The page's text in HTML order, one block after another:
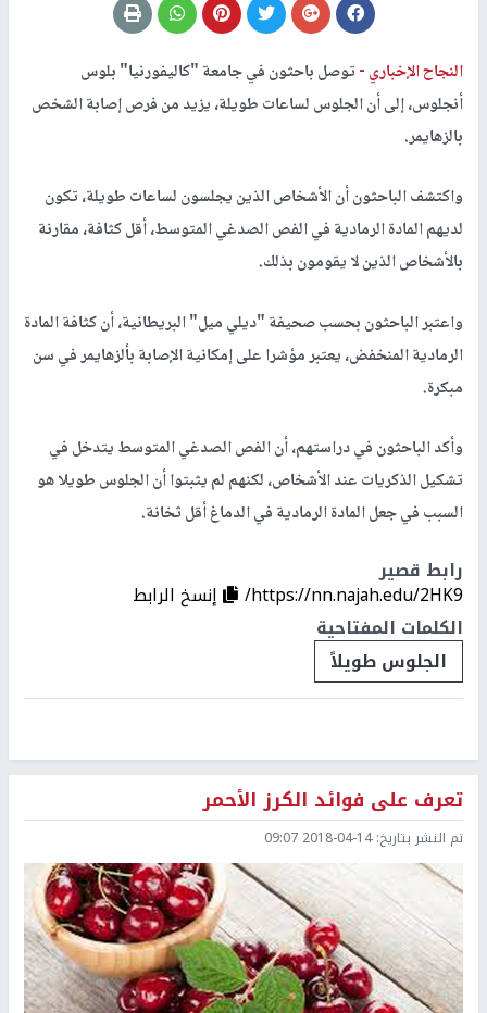
النجاح الإخباري -توصل باحثون في جامعة "كاليفورنيا" بلوس
أنجلوس، إلى أن الجلوس لساعات طويلة، يزيد من فرص إصابة الشخص
بالزهايمر.
واكتشف الباحثون أن الأشخاص الذين يجلسون لساعات طويلة، تكون
لديهم المادة الرمادية في الفص الصدغي المتوسط، أقل كثافة، مقارنة
بالأشخاص الذين لا يقومون بذلك.
واعتبر الباحثون بحسب صحيفة "ديلي ميل" البريطانية، أن كثافة المادة
الرمادية المنخفض، يعتبر مؤشرا على إمكانية الإصابة بألزهايمر في سن
مبكرة.
وأكد الباحثون في دراستهم، أن الفص الصدغي المتوسط يتدخل في
تشكيل الذكريات عند الأشخاص، لكنهم لم يثبتوا أن الجلوس طويلا هو
السبب في جعل المادة الرمادية في الدماغ أقل ثخانة.
رابط قصير
https://nn.najah.edu/2HK9/
إنسخ الرابط
الكلمات المفتاحية
الجلوس طويلاً
تعرف على فوائد الكرز الأحمر
تم النشر بتاريخ:2018-04-14 09:07